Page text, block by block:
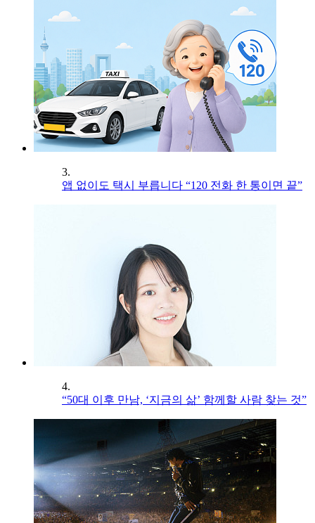
3.
앱 없이도 택시 부릅니다 “120 전화 한 통이면 끝”
4.
“50대 이후 만남, ‘지금의 삶’ 함께할 사람 찾는 것”